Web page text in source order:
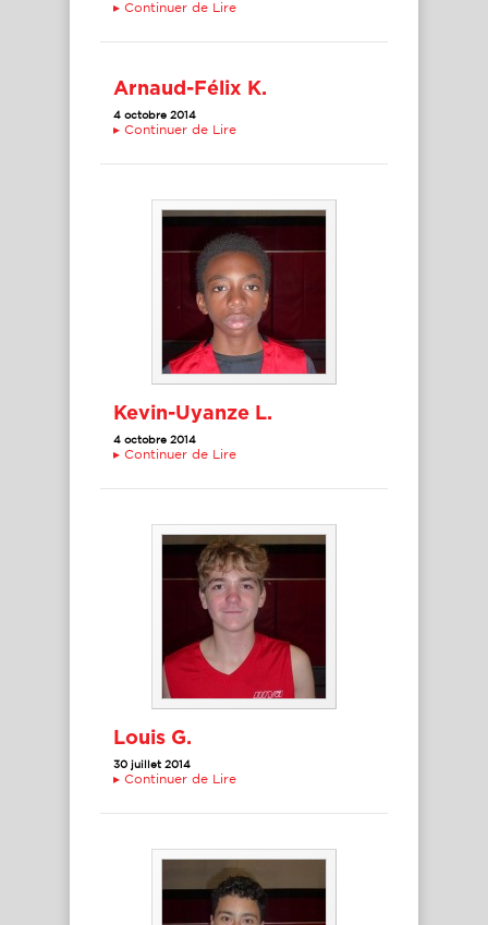
▸ Continuer de Lire
Arnaud-Félix K.
4 octobre 2014
▸ Continuer de Lire
Kevin-Uyanze L.
4 octobre 2014
▸ Continuer de Lire
Louis G.
30 juillet 2014
▸ Continuer de Lire